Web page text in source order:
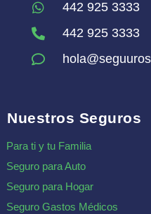
442 925 3333
442 925 3333
Nuestros Seguros
Para ti y tu Familia
Seguro para Auto
Seguro para Hogar
Seguro Gastos Médicos